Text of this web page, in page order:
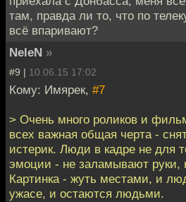
там, правда ли то, что по
всё впаривают?
NeleN »
#9 | 10.06.15 17:02
Кому: Имярек, #7
> Очень много роликов и
всех важная общая черта -
истерик. Люди в кадре не для
эмоции - не заламывают руки,
Картинка - жуть местами, и
ужасе, и остаются людьми.